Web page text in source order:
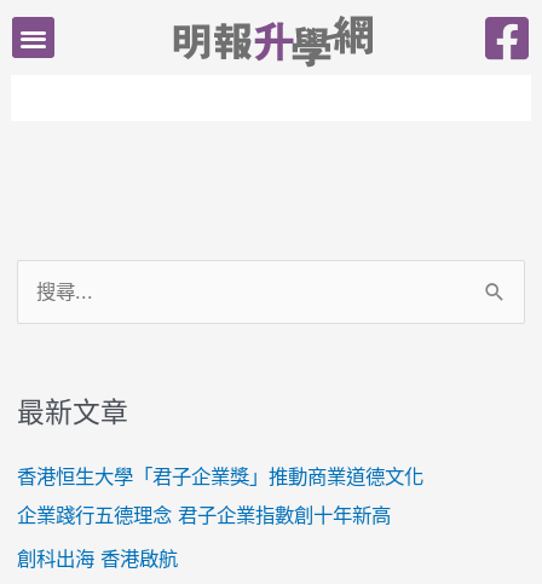
跳
鍵
:
最新文章
香港恒生大學「君子企業獎」推動商業道德文化
企業踐行五德理念 君子企業指數創十年新高
創科出海 香港啟航